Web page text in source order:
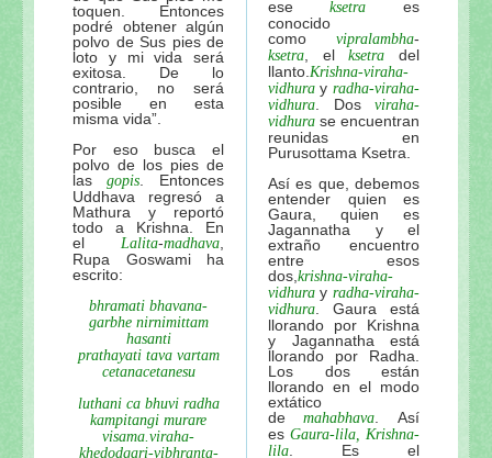
toquen. Entonces
podré obtener algún
polvo de Sus pies de
loto y mi vida será
exitosa. De lo
contrario, no será
posible en esta
misma vida”.
Por eso busca el
polvo de los pies de
las gopis . Entonces
Uddhava regresó a
Mathura y reportó
todo a Krishna. En
el Lalita-madhava
Rupa Goswami ha
escrito:
bhramati bhavana-
garbhe nirnimittam
hasanti
prathayati tava vartam
cetanacetanesu
luthani ca bhuvi radha
kampitangi murare
visama.viraha-
khedodgari-vibhranta-
ese ksetra es
conocido
como vipralambha-
ksetra , el ksetra del
llanto. Krishna-viraha-
vidhura y radha-viraha-
vidhura . Dos viraha-
vidhura se encuentran
reunidas en
Purusottama Ksetra.
Así es que, debemos
entender quien es
Gaura, quien es
Jagannatha y el
extraño encuentro
entre esos
dos, krishna-viraha-
vidhura y radha-viraha-
vidhura . Gaura está
llorando por Krishna
y Jagannatha está
llorando por Radha.
Los dos están
llorando en el modo
extático
de mahabhava . Así
es Gaura-lila, Krishna-
lila . Es el